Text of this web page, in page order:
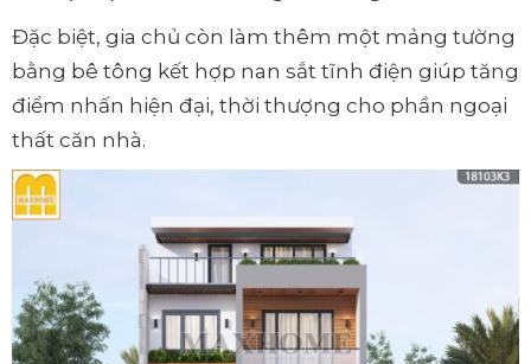
Đặc biệt, gia chủ còn làm thêm một mảng tường
bằng bê tông kết hợp nan sắt tĩnh điện giúp tăng
điểm nhấn hiện đại, thời thượng cho phần ngoại
thất căn nhà.